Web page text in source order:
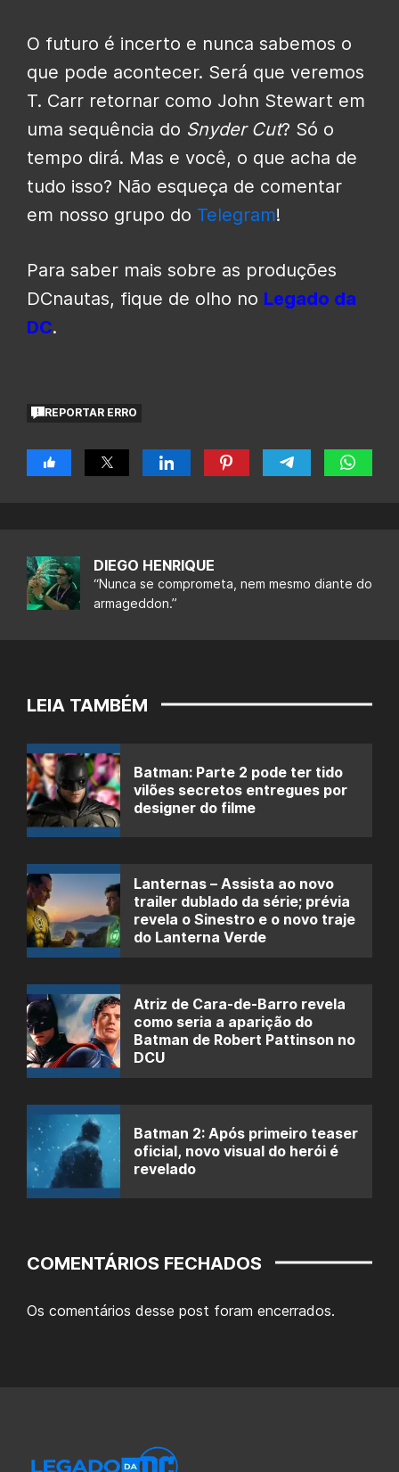
O futuro é incerto e nunca sabemos o
que pode acontecer. Será que veremos
T. Carr retornar como John Stewart em
uma sequência do Snyder Cut? Só o
tempo dirá. Mas e você, o que acha de
tudo isso? Não esqueça de comentar
em nosso grupo do Telegram!
Para saber mais sobre as produções
DCnautas, fique de olho no Legado da
DC.
REPORTAR ERRO
DIEGO HENRIQUE
“Nunca se comprometa, nem mesmo diante do
armageddon.”
LEIA TAMBÉM
Batman: Parte 2 pode ter tido
vilões secretos entregues por
designer do filme
Lanternas – Assista ao novo
trailer dublado da série; prévia
revela o Sinestro e o novo traje
do Lanterna Verde
Atriz de Cara-de-Barro revela
como seria a aparição do
Batman de Robert Pattinson no
DCU
Batman 2: Após primeiro teaser
oficial, novo visual do herói é
revelado
COMENTÁRIOS FECHADOS
Os comentários desse post foram encerrados.